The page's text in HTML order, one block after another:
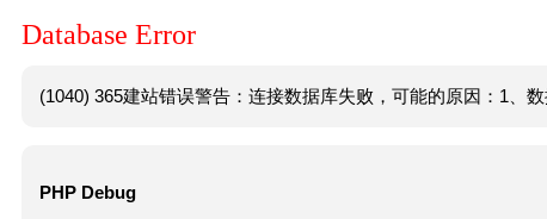
Database Error
(1040) 365建站错误警告：连接数据库失败，可能的原因：1、
PHP Debug